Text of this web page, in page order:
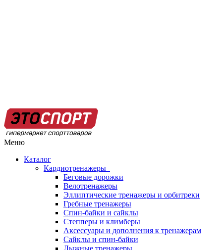
Меню
Каталог
Кардиотренажеры
Беговые дорожки
Велотренажеры
Эллиптические тренажеры и орбитреки
Гребные тренажеры
Спин-байки и сайклы
Степперы и климберы
Аксессуары и дополнения к тренажерам
Сайклы и спин-байки
Лыжные тренажеры